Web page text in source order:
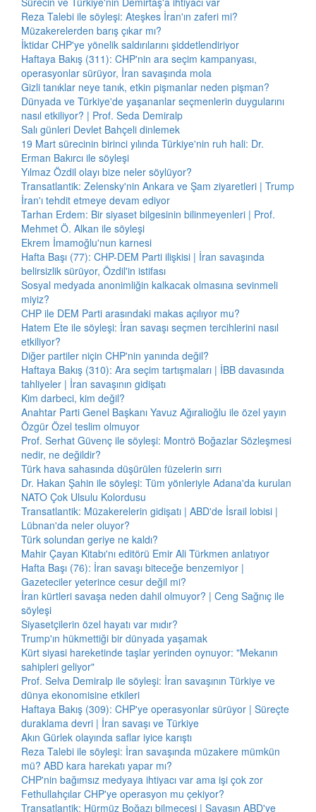
Reza Talebi ile söyleşi: Ateşkes İran'ın zaferi mi?
Müzakerelerden barış çıkar mı?
İktidar CHP'ye yönelik saldırılarını şiddetlendiriyor
Haftaya Bakış (311): CHP'nin ara seçim kampanyası,
operasyonlar sürüyor, İran savaşında mola
Gizli tanıklar neye tanık, etkin pişmanlar neden pişman?
Dünyada ve Türkiye'de yaşananlar seçmenlerin duygularını
nasıl etkiliyor? | Prof. Seda Demiralp
Salı günleri Devlet Bahçeli dinlemek
19 Mart sürecinin birinci yılında Türkiye'nin ruh hali: Dr.
Erman Bakırcı ile söyleşi
Yılmaz Özdil olayı bize neler söylüyor?
Transatlantik: Zelensky'nin Ankara ve Şam ziyaretleri | Trump
İran'ı tehdit etmeye devam ediyor
Tarhan Erdem: Bir siyaset bilgesinin bilinmeyenleri | Prof.
Mehmet Ö. Alkan ile söyleşi
Ekrem İmamoğlu'nun karnesi
Hafta Başı (77): CHP-DEM Parti ilişkisi | İran savaşında
belirsizlik sürüyor, Özdil'in istifası
Sosyal medyada anonimliğin kalkacak olmasına sevinmeli
miyiz?
CHP ile DEM Parti arasındaki makas açılıyor mu?
Hatem Ete ile söyleşi: İran savaşı seçmen tercihlerini nasıl
etkiliyor?
Diğer partiler niçin CHP'nin yanında değil?
Haftaya Bakış (310): Ara seçim tartışmaları | İBB davasında
tahliyeler | İran savaşının gidişatı
Kim darbeci, kim değil?
Anahtar Parti Genel Başkanı Yavuz Ağıralioğlu ile özel yayın
Özgür Özel teslim olmuyor
Prof. Serhat Güvenç ile söyleşi: Montrö Boğazlar Sözleşmesi
nedir, ne değildir?
Türk hava sahasında düşürülen füzelerin sırrı
Dr. Hakan Şahin ile söyleşi: Tüm yönleriyle Adana'da kurulan
NATO Çok Ulsulu Kolordusu
Transatlantik: Müzakerelerin gidişatı | ABD'de İsrail lobisi |
Lübnan'da neler oluyor?
Türk solundan geriye ne kaldı?
Mahir Çayan Kitabı'nı editörü Emir Ali Türkmen anlatıyor
Hafta Başı (76): İran savaşı biteceğe benzemiyor |
Gazeteciler yeterince cesur değil mi?
İran kürtleri savaşa neden dahil olmuyor? | Ceng Sağnıç ile
söyleşi
Siyasetçilerin özel hayatı var mıdır?
Trump'ın hükmettiği bir dünyada yaşamak
Kürt siyasi hareketinde taşlar yerinden oynuyor: "Mekanın
sahipleri geliyor"
Prof. Selva Demiralp ile söyleşi: İran savaşının Türkiye ve
dünya ekonomisine etkileri
Haftaya Bakış (309): CHP'ye operasyonlar sürüyor | Süreçte
duraklama devri | İran savaşı ve Türkiye
Akın Gürlek olayında saflar iyice karıştı
Reza Talebi ile söyleşi: İran savaşında müzakere mümkün
mü? ABD kara harekatı yapar mı?
CHP'nin bağımsız medyaya ihtiyacı var ama işi çok zor
Fethullahçılar CHP'ye operasyon mu çekiyor?
Transatlantik: Hürmüz Boğazı bilmecesi | Savaşın ABD'ye